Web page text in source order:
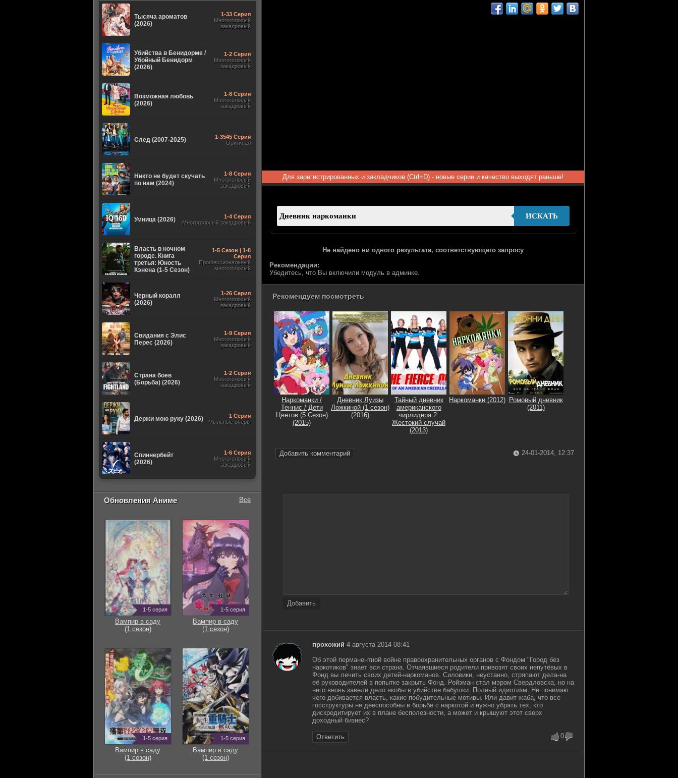
Для зарегистрированных и закладчиков (Ctrl+D) - новые серии и качество выходят раньше!
ИСКАТЬ
Не найдено ни одного результата, соответствующего запросу
Рекомендации:
Убедитесь, что Вы включили модуль в админке.
Рекомендуем посмотреть
Наркоманки /
Теннис / Дети
Цветов (5 Сезон)
(2015)
Дневник Луизы
Ложкиной (1 сезон)
(2016)
Тайный дневник
американского
чирлидера 2:
Жестокий случай
(2013)
Наркоманки (2012) Ромовый дневник
(2011)
Добавить комментарий 24-01-2014, 12:37
Добавить
прохожий 4 августа 2014 08:41
Об этой перманентной войне правоохранительных органов с Фондом "Город без
наркотиков" знает вся страна. Отчаявшиеся родители привозят своих непутёвых в
Фонд вы лечить своих детей-наркоманов. Силовики, неустанно, стряпают дела-на
её руководителей в попытке закрыть Фонд. Ройзман стал мэром Свердловска, но на
него вновь завели дело якобы в убийстве бабушки. Полный идиотизм. Не понимаю
чего добивается власть, какие побудительные мотивы. Или давит жаба, что все
госструктуры не дееспособны в борьбе с наркотой и нужно убрать тех, кто
дискредитирует их в плане бесполезности, а может и крышуют этот сверх
доходный бизнес?
Ответить 0
Тысяча ароматов
(2026)
1-33 Серия
Многоголосый
закадровый
Убийства в Бенидорме /
Убойный Бенидорм
(2026)
1-2 Серия
Многоголосый
закадровый
Возможная любовь
(2026)
1-8 Серия
Многоголосый
закадровый
След (2007-2025)
1-3545 Серия
Оригинал
Никто не будет скучать
по нам (2024)
1-8 Серия
Многоголосый
закадровый
Умница (2026)
1-4 Серия
Многоголосый закадровый
Власть в ночном
городе. Книга
третья: Юность
Кэнена (1-5 Сезон)
1-5 Сезон | 1-8
Серия
Профессиональный
многоголосый
Черный коралл
(2026)
1-26 Серия
Многоголосый
закадровый
Свидания с Элис
Перес (2026)
1-9 Серия
Многоголосый
закадровый
Страна боев
(Борьба) (2026)
1-2 Серия
Многоголосый
закадровый
Держи мою руку (2026)
1 Серия
Мыльные оперы
Спиннербейт
(2026)
1-6 Серия
Многоголосый
закадровый
Обновления Аниме Все
1-5 серия
Вампир в саду
(1 сезон)
1-5 серия
Вампир в саду
(1 сезон)
1-5 серия
Вампир в саду
(1 сезон)
1-5 серия
Вампир в саду
(1 сезон)